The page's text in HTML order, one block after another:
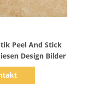
Peel And Stick
Design Bilder